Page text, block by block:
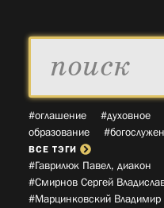
#оглашение
#духовное
образование
ВСЕ ТЭГИ
#Гаврилюк Павел, диакон­
#Смирнов Сергей
#Марцинковский